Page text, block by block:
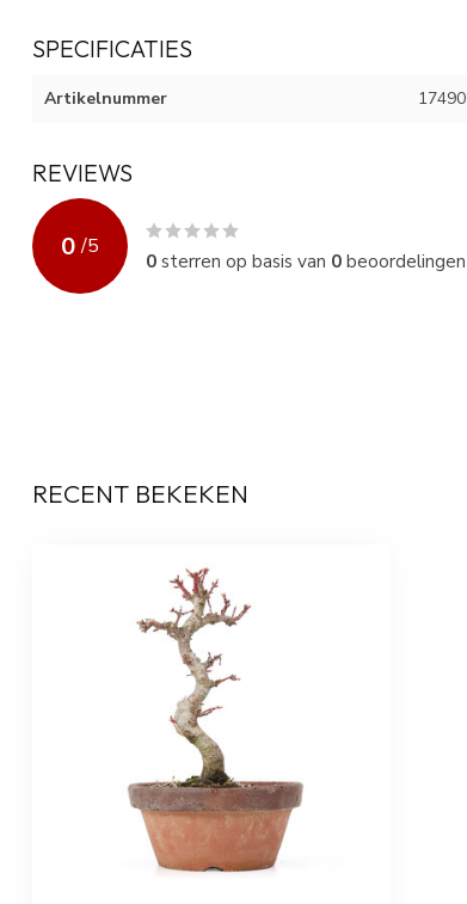
SPECIFICATIES
Artikelnummer 17490
REVIEWS
0 /5
0sterren op basis van 0beoordelingen
RECENT BEKEKEN